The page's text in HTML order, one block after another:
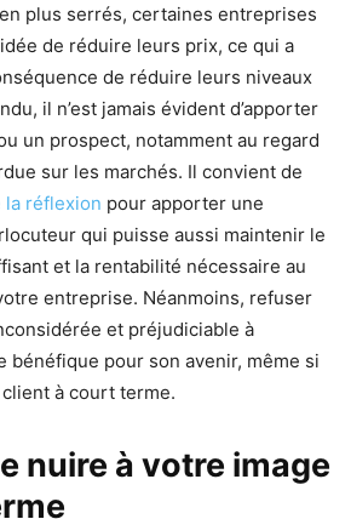
plus serrés, certaines entreprises
de réduire leurs prix, ce qui a
de réduire leurs niveaux
il n’est jamais évident d’apporter
un prospect, notamment au regard
sur les marchés. Il convient de
la réflexion pour apporter une
qui puisse aussi maintenir le
et la rentabilité nécessaire au
entreprise. Néanmoins, refuser
et préjudiciable à
bénéfique pour son avenir, même si
à court terme.
nuire à votre image